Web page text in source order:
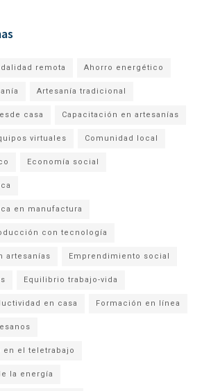
remota Ahorro energético
Artesanía tradicional
casa Capacitación en artesanías
virtuales Comunidad local
Economía social
en manufactura
con tecnología
artesanías Emprendimiento social
Equilibrio trabajo-vida
en casa Formación en línea
en el teletrabajo
la energía